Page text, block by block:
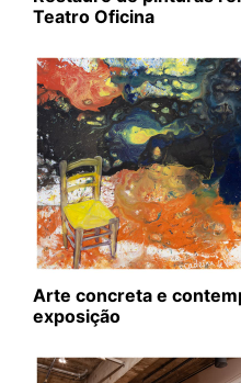
Teatro Oficina
Arte concreta e
exposição